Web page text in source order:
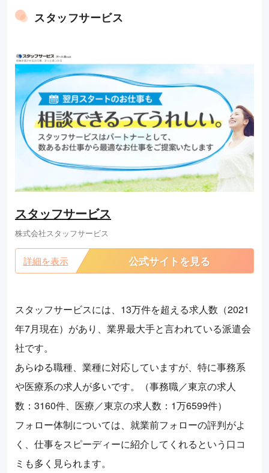
スタッフサービス
スタッフサービス
株式会社スタッフサービス
詳細を表示 公式サイトを見る
スタッフサービスには、13万件を超える求人数（2021
年7月現在）があり、業界最大手と言われている派遣会
社です。
あらゆる職種、業種に対応していますが、特に事務系
や医療系の求人が多いです。（事務職／東京の求人
数：3160件、医療／東京の求人数：1万6599件）
フォロー体制については、就業前フォローの評判がよ
く、仕事をスピーディーに紹介してくれるという口コ
ミも多く見られます。